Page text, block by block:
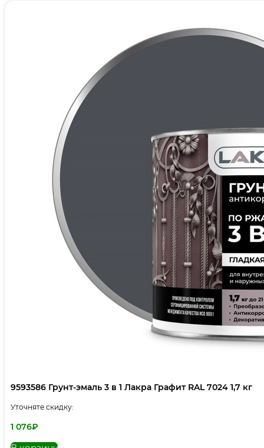
9593586 Грунт-эмаль 3 в 1 Лакра Графит RAL 7024 1,7 кг
Уточняте скидку:
1 076₽